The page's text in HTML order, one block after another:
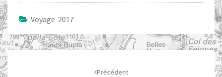
Voyage 2017
Navigation
d'article
Précédent